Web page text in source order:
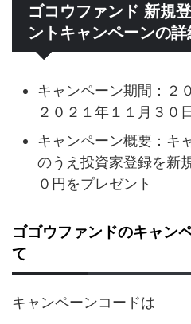
ゴコウファンド 新規
ントキャンペーンの詳
キャンペーン期間：２
２０２１年１１月３０
キャンペーン概要：キ
のうえ投資家登録を新
０円をプレゼント
ゴゴウファンドのキャン
て
キャンペーンコードは